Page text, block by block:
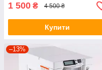
1 500 ₴ 4 500 ₴
Купити
–13%